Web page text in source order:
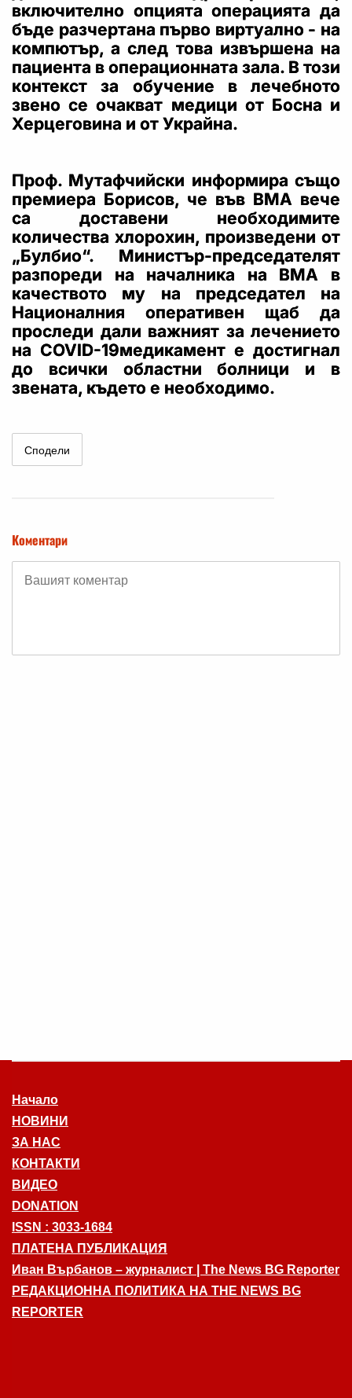
включително опцията операцията да
бъде разчертана първо виртуално - на
компютър, а след това извършена на
пациента в операционната зала. В този
контекст за обучение в лечебното
звено се очакват медици от Босна и
Херцеговина и от Украйна.
Проф. Мутафчийски информира също
премиера Борисов, че във ВМА вече
са доставени необходимите
количества хлорохин, произведени от
„Булбио“. Министър-председателят
разпореди на началника на ВМА в
качеството му на председател на
Националния оперативен щаб да
проследи дали важният за лечението
на COVID-19медикамент е достигнал
до всички областни болници и в
звената, където е необходимо.
Сподели
Коментари
Начало
НОВИНИ
ЗА НАС
КОНТАКТИ
ВИДЕО
DONATION
ISSN : 3033-1684
ПЛАТЕНА ПУБЛИКАЦИЯ
Иван Върбанов – журналист | The News BG Reporter
РЕДАКЦИОННА ПОЛИТИКА НА THE NEWS BG
REPORTER